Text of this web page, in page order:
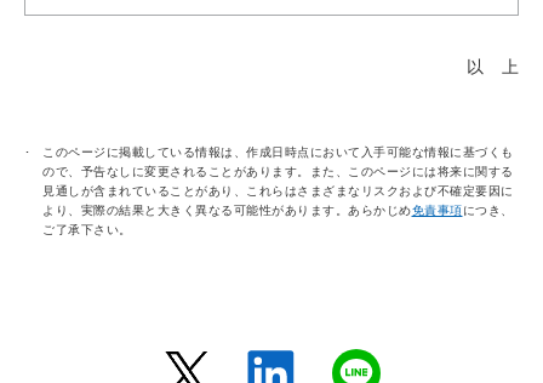
以 上
このページに掲載している情報は、作成日時点において入手可能な情報に基づくも
ので、予告なしに変更されることがあります。また、このページには将来に関する
見通しが含まれていることがあり、これらはさまざまなリスクおよび不確定要因に
より、実際の結果と大きく異なる可能性があります。あらかじめ免責事項につき、
ご了承下さい。